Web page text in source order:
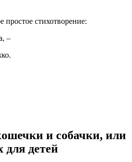
простое стихотворение:
–
и собачки, или
для детей